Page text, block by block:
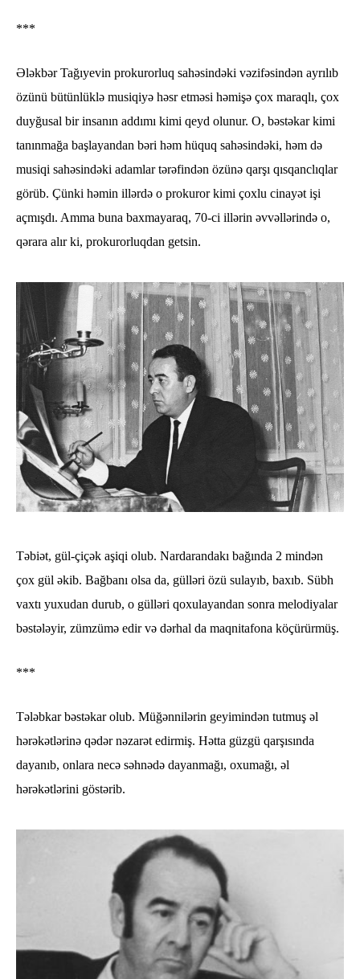
***
Ələkbər Tağıyevin prokurorluq sahəsindəki vəzifəsindən ayrılıb
özünü bütünlüklə musiqiyə həsr etməsi həmişə çox maraqlı, çox
duyğusal bir insanın addımı kimi qeyd olunur. O, bəstəkar kimi
tanınmağa başlayandan bəri həm hüquq sahəsindəki, həm də
musiqi sahəsindəki adamlar tərəfindən özünə qarşı qısqanclıqlar
görüb. Çünki həmin illərdə o prokuror kimi çoxlu cinayət işi
açmışdı. Amma buna baxmayaraq, 70-ci illərin əvvəllərində o,
qərara alır ki, prokurorluqdan getsin.
Təbiət, gül-çiçək aşiqi olub. Nardarandakı bağında 2 mindən
çox gül əkib. Bağbanı olsa da, gülləri özü sulayıb, baxıb. Sübh
vaxtı yuxudan durub, o gülləri qoxulayandan sonra melodiyalar
bəstələyir, zümzümə edir və dərhal da maqnitafona köçürürmüş.
***
Tələbkar bəstəkar olub. Müğənnilərin geyimindən tutmuş əl
hərəkətlərinə qədər nəzarət edirmiş. Hətta güzgü qarşısında
dayanıb, onlara necə səhnədə dayanmağı, oxumağı, əl
hərəkətlərini göstərib.